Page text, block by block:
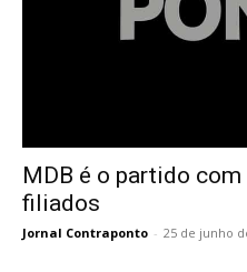
MDB é o partido
filiados
Jornal Contraponto - 25 de junho